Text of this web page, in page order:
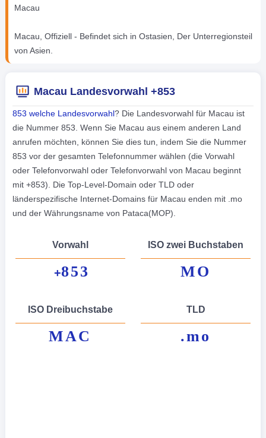
Macau
Macau, Offiziell - Befindet sich in Ostasien, Der Unterregionsteil
von Asien.
Macau Landesvorwahl +853
853 welche Landesvorwahl? Die Landesvorwahl für Macau ist
die Nummer 853. Wenn Sie Macau aus einem anderen Land
anrufen möchten, können Sie dies tun, indem Sie die Nummer
853 vor der gesamten Telefonnummer wählen (die Vorwahl
oder Telefonvorwahl oder Telefonvorwahl von Macau beginnt
mit +853). Die Top-Level-Domain oder TLD oder
länderspezifische Internet-Domains für Macau enden mit .mo
und der Währungsname von Pataca(MOP).
Vorwahl
+853
ISO zwei Buchstaben
MO
ISO Dreibuchstabe
MAC
TLD
.mo